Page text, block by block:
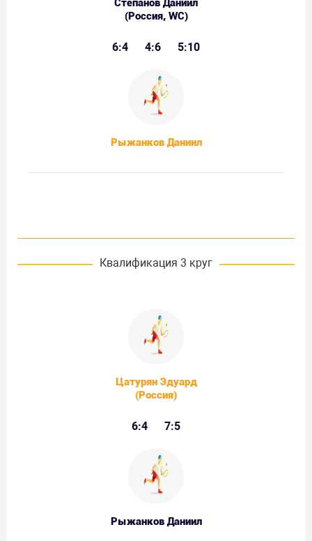
Степанов Даниил
(Россия, WC)
6:4 4:6 5:10
Рыжанков Даниил
Квалификация 3 круг
Цатурян Эдуард
(Россия)
6:4 7:5
Рыжанков Даниил